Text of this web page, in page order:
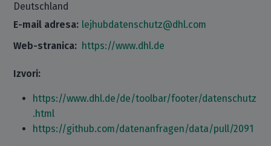
Deutschland
E-mail adresa: lejhubdatenschutz@dhl.com
Web-stranica: https://www.dhl.de
Izvori:
https://www.dhl.de/de/toolbar/footer/datenschutz
.html
https://github.com/datenanfragen/data/pull/2091